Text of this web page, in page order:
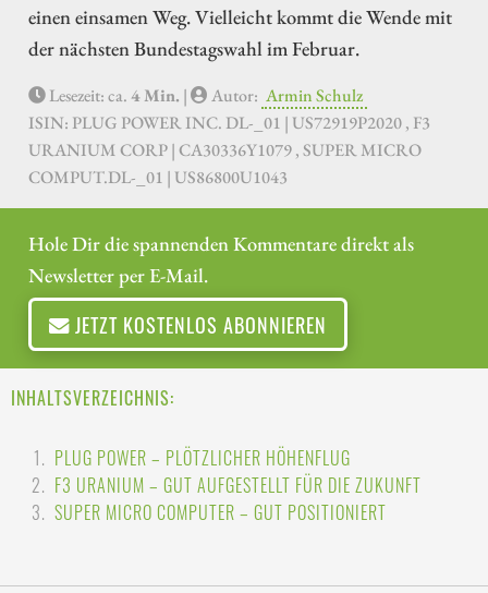
einen einsamen Weg. Vielleicht kommt die Wende mit
der nächsten Bundestagswahl im Februar.
Lesezeit: ca.4 Min. | Autor: Armin Schulz
ISIN: PLUG POWER INC. DL-_01 | US72919P2020 , F3
URANIUM CORP | CA30336Y1079 , SUPER MICRO
COMPUT.DL-_01 | US86800U1043
Hole Dir die spannenden Kommentare direkt als
Newsletter per E-Mail.
JETZT KOSTENLOS ABONNIEREN
INHALTSVERZEICHNIS:
PLUG POWER – PLÖTZLICHER HÖHENFLUG
F3 URANIUM – GUT AUFGESTELLT FÜR DIE ZUKUNFT
SUPER MICRO COMPUTER – GUT POSITIONIERT